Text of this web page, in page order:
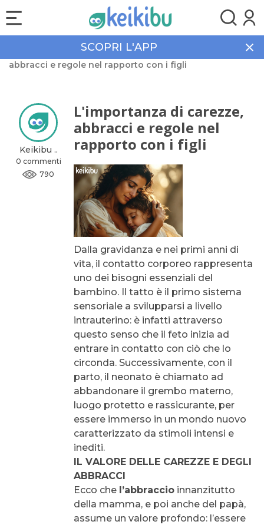
SCOPRI L'APP
Community
L'importanza di carezze,
abbracci e regole nel rapporto con i figli
Keikibu ..
0 commenti
790
L'importanza di carezze,
abbracci e regole nel
rapporto con i figli
Dalla gravidanza e nei primi anni di
vita, il contatto corporeo rappresenta
uno dei bisogni essenziali del
bambino. Il tatto è il primo sistema
sensoriale a svilupparsi a livello
intrauterino: è infatti attraverso
questo senso che il feto inizia ad
entrare in contatto con ciò che lo
circonda. Successivamente, con il
parto, il neonato è chiamato ad
abbandonare il grembo materno,
luogo protetto e rassicurante, per
essere immerso in un mondo nuovo
caratterizzato da stimoli intensi e
inediti.
IL VALORE DELLE CAREZZE E DEGLI
ABBRACCI
Ecco che l’abbraccio innanzitutto
della mamma, e poi anche del papà,
assume un valore profondo: l’essere